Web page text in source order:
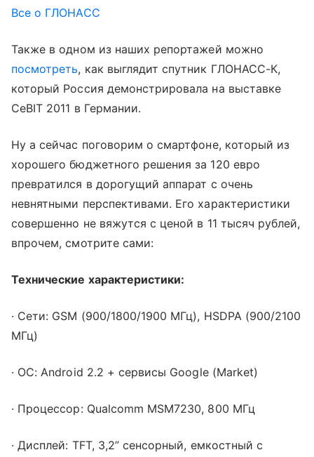
Все о ГЛОНАСС
Также в одном из наших репортажей можно
посмотреть, как выглядит спутник ГЛОНАСС-К,
который Россия демонстрировала на выставке
CeBIT 2011 в Германии.
Ну а сейчас поговорим о смартфоне, который из
хорошего бюджетного решения за 120 евро
превратился в дорогущий аппарат с очень
невнятными перспективами. Его характеристики
совершенно не вяжутся с ценой в 11 тысяч рублей,
впрочем, смотрите сами:
Технические характеристики:
· Сети: GSM (900/1800/1900 МГц), HSDPA (900/2100
МГц)
· ОС: Android 2.2 + сервисы Google (Market)
· Процессор: Qualcomm MSM7230, 800 МГц
· Дисплей: TFT, 3,2” сенсорный, емкостный с